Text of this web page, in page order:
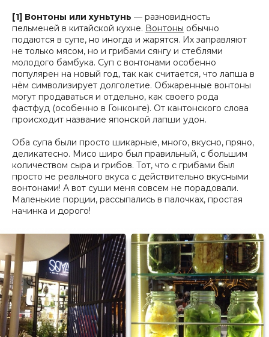
[1] Вонтоны или хуньтунь — разновидность
пельменей в китайской кухне. Вонтоны обычно
подаются в супе, но иногда и жарятся. Их заправляют
не только мясом, но и грибами сянгу и стеблями
молодого бамбука. Суп с вонтонами особенно
популярен на новый год, так как считается, что лапша в
нём символизирует долголетие. Обжаренные вонтоны
могут продаваться и отдельно, как своего рода
фастфуд (особенно в Гонконге). От кантонского слова
происходит название японской лапши удон.
Оба супа были просто шикарные, много, вкусно, пряно,
деликатесно. Мисо широ был правильный, с большим
количеством сыра и грибов. Тот, что с грибами был
просто не реального вкуса с действительно вкусными
вонтонами! А вот суши меня совсем не порадовали.
Маленькие порции, рассыпались в палочках, простая
начинка и дорого!